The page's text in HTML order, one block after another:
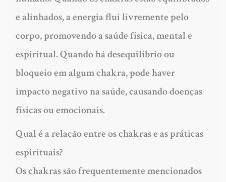
e alinhados, a energia flui livremente pelo
corpo, promovendo a saúde física, mental e
espiritual. Quando há desequilíbrio ou
bloqueio em algum chakra, pode haver
impacto negativo na saúde, causando doenças
físicas ou emocionais.
Qual é a relação entre os chakras e as práticas
espirituais?
Os chakras são frequentemente mencionados